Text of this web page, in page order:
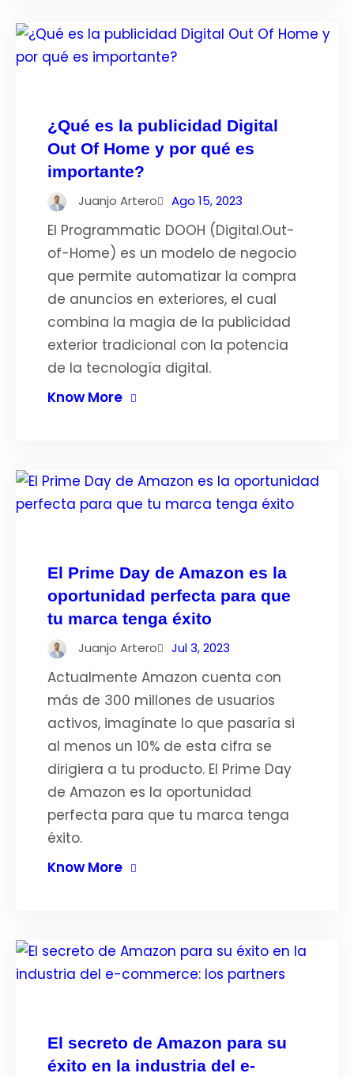
¿Qué es la publicidad Digital
Out Of Home y por qué es
importante?
Juanjo Artero Ago 15, 2023
El Programmatic DOOH (Digital.Out-
of-Home) es un modelo de negocio
que permite automatizar la compra
de anuncios en exteriores, el cual
combina la magia de la publicidad
exterior tradicional con la potencia
de la tecnología digital.
Know More
El Prime Day de Amazon es la
oportunidad perfecta para que
tu marca tenga éxito
Juanjo Artero Jul 3, 2023
Actualmente Amazon cuenta con
más de 300 millones de usuarios
activos, imagínate lo que pasaría si
al menos un 10% de esta cifra se
dirigiera a tu producto. El Prime Day
de Amazon es la oportunidad
perfecta para que tu marca tenga
éxito.
Know More
El secreto de Amazon para su
éxito en la industria del e-